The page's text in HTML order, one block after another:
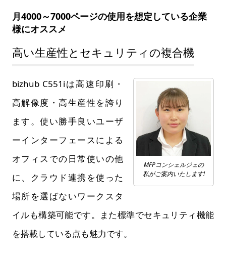
月4000～7000ページの使用を想定している企業
様にオススメ
高い生産性とセキュリティの複合機
MFPコンシェルジェの
私がご案内いたします!
bizhub C551iは高速印刷・
高解像度・高生産性を誇り
ます。使い勝手良いユーザ
ーインターフェースによる
オフィスでの日常使いの他
に、クラウド連携を使った
場所を選ばないワークスタ
イルも構築可能です。また標準でセキュリティ機能
を搭載している点も魅力です。